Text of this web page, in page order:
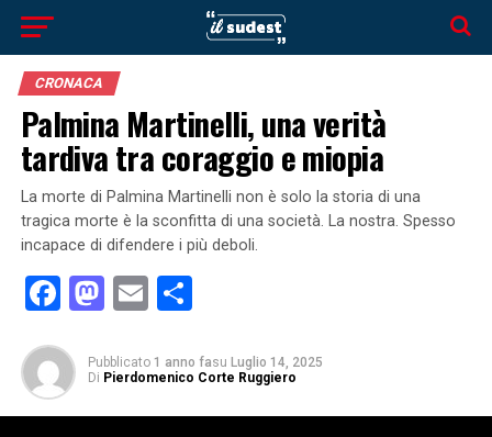
CRONACA
Palmina Martinelli, una verità
tardiva tra coraggio e miopia
La morte di Palmina Martinelli non è solo la storia di una
tragica morte è la sconfitta di una società. La nostra. Spesso
incapace di difendere i più deboli.
Facebook
Mastodon
EmailCondividi
Pubblicato 1 anno fasu Luglio 14, 2025
Di Pierdomenico Corte Ruggiero